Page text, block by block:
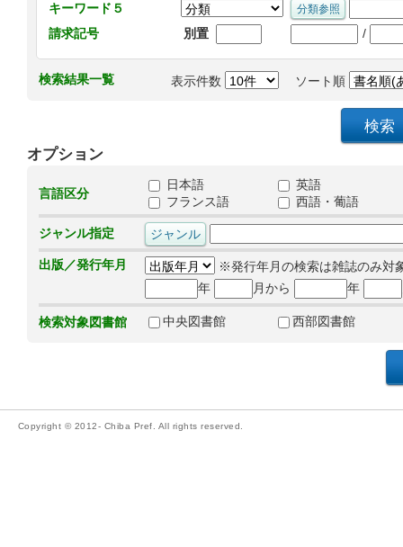
キーワード５
請求記号
別置 /
検索結果一覧 表示件数 ソート順
オプション
言語区分
日本語
英語
フランス語
西語・葡語
ジャンル指定
出版／発行年月
※発行年月の検索は雑誌のみ対
年
月から 年
検索対象図書館 中央図書館 西部図書館
Copyright © 2012- Chiba Pref. All rights reserved.